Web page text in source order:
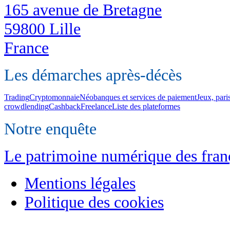
165 avenue de Bretagne
59800 Lille
France
Les démarches après-décès
TradingCryptomonnaieNéobanques et services de paiementJeux,
crowdlendingCashbackFreelanceListe des plateformes
Notre enquête
Le patrimoine numérique des
Mentions légales
Politique des cookies